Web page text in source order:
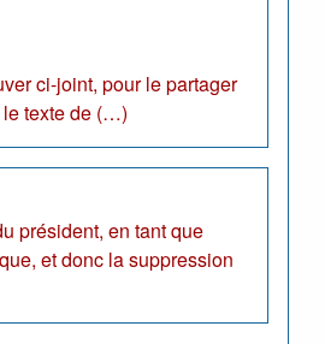
ci-joint, pour le partager
texte de (…)
président, en tant que
et donc la suppression